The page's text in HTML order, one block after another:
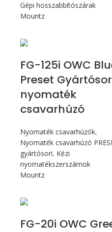
Gépi hosszabbítószárak
Mountz
FG-125i OWC
Preset
nyomaték
csavarhúzó
Nyomaték csavarhúzók,
Nyomaték csavarhúzó
gyártósori, Kézi
nyomatékszerszámok
Mountz
FG-20i OWC